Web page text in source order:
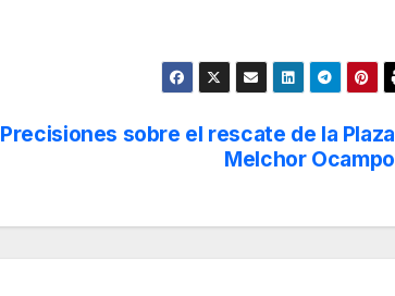
Precisiones sobre el rescate de la Plaza
Melchor Ocampo